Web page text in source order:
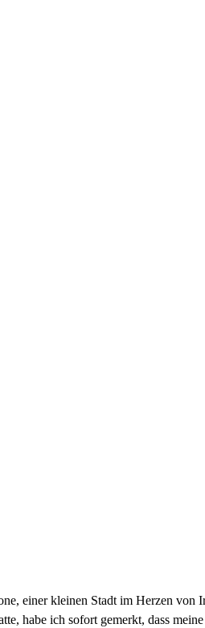
einer kleinen Stadt im Herzen
habe ich sofort gemerkt, dass